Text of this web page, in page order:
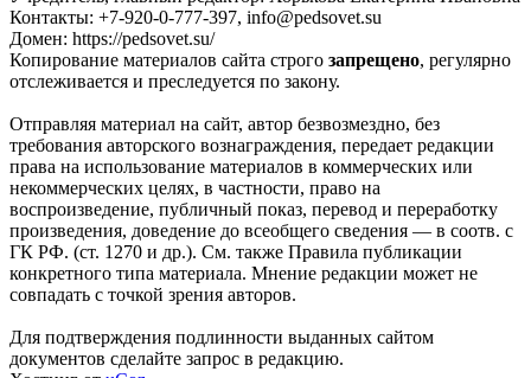
Контакты: +7-920-0-777-397, info@pedsovet.su
Домен: https://pedsovet.su/
Копирование материалов сайта строго запрещено, регулярно
отслеживается и преследуется по закону.
Отправляя материал на сайт, автор безвозмездно, без
требования авторского вознаграждения, передает редакции
права на использование материалов в коммерческих или
некоммерческих целях, в частности, право на
воспроизведение, публичный показ, перевод и переработку
произведения, доведение до всеобщего сведения — в соотв. с
ГК РФ. (ст. 1270 и др.). См. также Правила публикации
конкретного типа материала. Мнение редакции может не
совпадать с точкой зрения авторов.
Для подтверждения подлинности выданных сайтом
документов сделайте запрос в редакцию.